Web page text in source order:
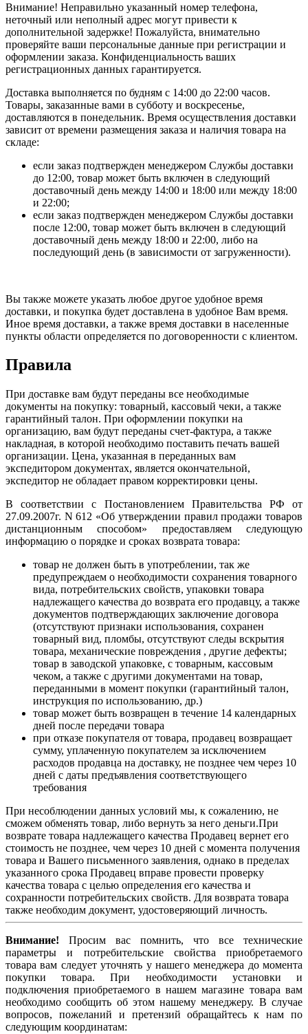
Внимание! Неправильно указанный номер телефона,
неточный или неполный адрес могут привести к
дополнительной задержке! Пожалуйста, внимательно
проверяйте ваши персональные данные при регистрации и
оформлении заказа. Конфиденциальность ваших
регистрационных данных гарантируется.
Доставка выполняется по будням с 14:00 до 22:00 часов.
Товары, заказанные вами в субботу и воскресенье,
доставляются в понедельник. Время осуществления доставки
зависит от времени размещения заказа и наличия товара на
складе:
если заказ подтвержден менеджером Службы доставки
до 12:00, товар может быть включен в следующий
доставочный день между 14:00 и 18:00 или между 18:00
и 22:00;
если заказ подтвержден менеджером Службы доставки
после 12:00, товар может быть включен в следующий
доставочный день между 18:00 и 22:00, либо на
последующий день (в зависимости от загруженности).
Вы также можете указать любое другое удобное время
доставки, и покупка будет доставлена в удобное Вам время.
Иное время доставки, а также время доставки в населенные
пункты области определяется по договоренности с клиентом.
Правила
При доставке вам будут переданы все необходимые
документы на покупку: товарный, кассовый чеки, а также
гарантийный талон. При оформлении покупки на
организацию, вам будут переданы счет-фактура, а также
накладная, в которой необходимо поставить печать вашей
организации. Цена, указанная в переданных вам
экспедитором документах, является окончательной,
экспедитор не обладает правом корректировки цены.
В соответствии с Постановлением Правительства РФ от
27.09.2007г. N 612 «Об утверждении правил продажи товаров
дистанционным способом» предоставляем следующую
информацию о порядке и сроках возврата товара:
товар не должен быть в употреблении, так же
предупреждаем о необходимости сохранения товарного
вида, потребительских свойств, упаковки товара
надлежащего качества до возврата его продавцу, а также
документов подтверждающих заключение договора
(отсутствуют признаки использования, сохранен
товарный вид, пломбы, отсутствуют следы вскрытия
товара, механические повреждения , другие дефекты;
товар в заводской упаковке, с товарным, кассовым
чеком, а также с другими документами на товар,
переданными в момент покупки (гарантийный талон,
инструкция по использованию, др.)
товар может быть возвращен в течение 14 календарных
дней после передачи товара
при отказе покупателя от товара, продавец возвращает
сумму, уплаченную покупателем за исключением
расходов продавца на доставку, не позднее чем через 10
дней с даты предъявления соответствующего
требования
При несоблюдении данных условий мы, к сожалению, не
сможем обменять товар, либо вернуть за него деньги.При
возврате товара надлежащего качества Продавец вернет его
стоимость не позднее, чем через 10 дней с момента получения
товара и Вашего письменного заявления, однако в пределах
указанного срока Продавец вправе провести проверку
качества товара с целью определения его качества и
сохранности потребительских свойств. Для возврата товара
также необходим документ, удостоверяющий личность.
Внимание! Просим вас помнить, что все технические
параметры и потребительские свойства приобретаемого
товара вам следует уточнять у нашего менеджера до момента
покупки товара. При необходимости установки и
подключения приобретаемого в нашем магазине товара вам
необходимо сообщить об этом нашему менеджеру. В случае
вопросов, пожеланий и претензий обращайтесь к нам по
следующим координатам: